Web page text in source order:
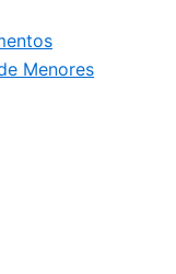
Menores